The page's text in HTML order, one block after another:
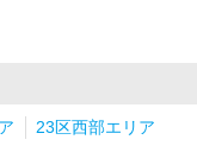
23区西部エリア